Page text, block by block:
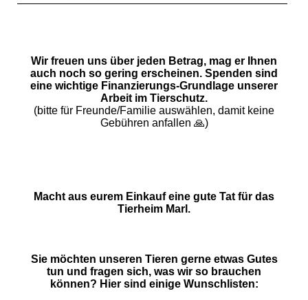
Wir freuen uns über jeden Betrag, mag er Ihnen
auch noch so gering erscheinen. Spenden sind
eine wichtige Finanzierungs-Grundlage unserer
Arbeit im Tierschutz.
(bitte für Freunde/Familie auswählen, damit keine
Gebühren anfallen 🙏)
Macht aus eurem Einkauf eine gute Tat für das
Tierheim Marl.
Sie möchten unseren Tieren gerne etwas Gutes
tun und fragen sich, was wir so brauchen
können? Hier sind einige Wunschlisten: